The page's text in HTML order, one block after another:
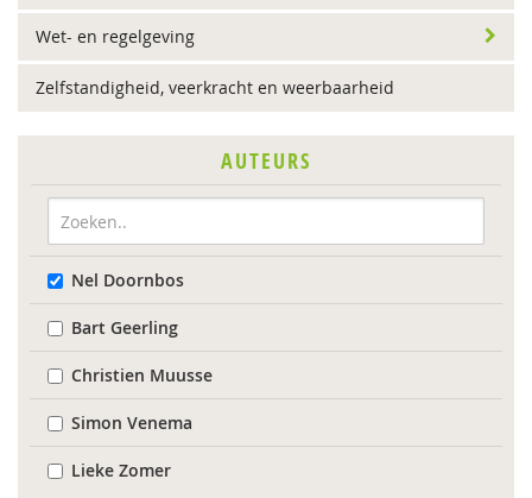
Wet- en regelgeving
Zelfstandigheid, veerkracht en weerbaarheid
AUTEURS
Nel Doornbos
Bart Geerling
Christien Muusse
Simon Venema
Lieke Zomer